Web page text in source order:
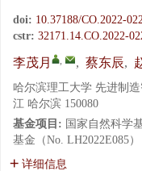
doi: 10.37188/CO.2022-
cstr: 32171.14.CO.2022-
李茂月 , , 蔡东辰,
哈尔滨理工大学 先进制
江 哈尔滨 150080
基金项目: 国家自然科学
基金（No. LH2022E085）
详细信息